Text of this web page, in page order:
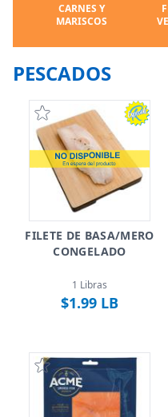
CARNES Y
MARISCOS
PESCADOS
FILETE DE BASA/MERO
CONGELADO
1 Libras
$1.99 LB